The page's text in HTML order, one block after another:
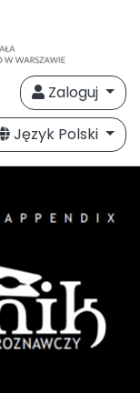
Zaloguj
Język Polski